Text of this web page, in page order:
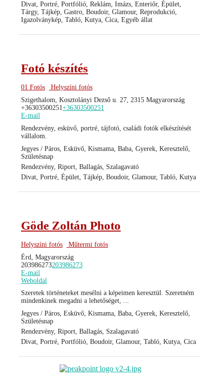
Divat, Portré, Portfólió, Reklám, Imázs, Enteriőr, Épület,
Tárgy, Tájkép, Gastro, Boudoir, Glamour, Reprodukció,
Igazolványkép, Tabló, Kutya, Cica, Egyéb állat
Fotó készítés
01 Fotós
Helyszíni fotós
Szigethalom, Kosztolányi Dezső u. 27, 2315 Magyarország
+36303500251+36303500251
E-mail
Rendezvény, esküvő, portré, tájfotó, családi fotók elkészítését
vállalom.
Jegyes / Páros, Esküvő, Kismama, Baba, Gyerek, Keresztelő,
Születésnap
Rendezvény, Riport, Ballagás, Szalagavató
Divat, Portré, Épület, Tájkép, Boudoir, Glamour, Tabló, Kutya
Göde Zoltán Photo
Helyszíni fotós
Műtermi fotós
Érd, Magyarország
203986273203986273
E-mail
Weboldal
Szeretek történeteket mesélni a képeimen keresztül. Szeretném
mindenkinek megadni a lehetőséget, ...
Jegyes / Páros, Esküvő, Kismama, Baba, Gyerek, Keresztelő,
Születésnap
Rendezvény, Riport, Ballagás, Szalagavató
Divat, Portré, Portfólió, Boudoir, Glamour, Tabló, Kutya, Cica